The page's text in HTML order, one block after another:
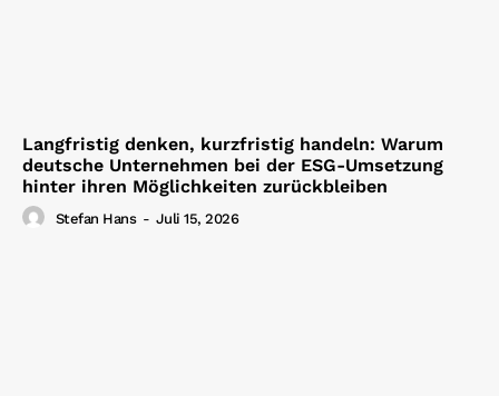
Langfristig denken, kurzfristig handeln: Warum
deutsche Unternehmen bei der ESG-Umsetzung
hinter ihren Möglichkeiten zurückbleiben
Stefan Hans - Juli 15, 2026